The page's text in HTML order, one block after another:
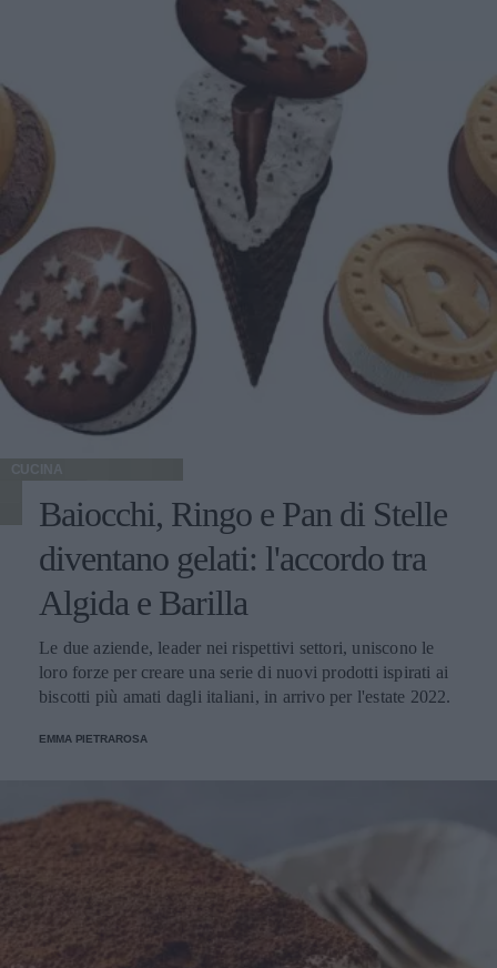
CUCINA
Baiocchi, Ringo e Pan di Stelle
diventano gelati: l'accordo tra
Algida e Barilla
Le due aziende, leader nei rispettivi settori, uniscono le
loro forze per creare una serie di nuovi prodotti ispirati ai
biscotti più amati dagli italiani, in arrivo per l'estate 2022.
EMMA PIETRAROSA